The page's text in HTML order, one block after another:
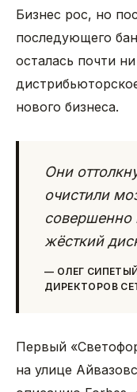
Бизнес рос, но
последующего
осталась почти
нового бизнеса.
Они
очистили
жёсткий
— ОЛЕГ
ДИРЕКТОРОВ
Первый
на улице